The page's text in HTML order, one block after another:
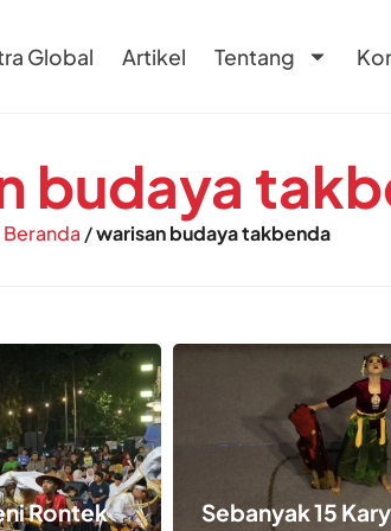
Global Artikel Tentang
budaya
Beranda /warisan budaya takbenda
Rontek
Sebanyak 15